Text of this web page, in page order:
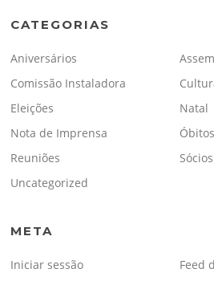
CATEGORIAS
Aniversários
Comissão Instaladora
Eleições
Natal
Nota de Imprensa
Óbitos
Reuniões
Sócios
Uncategorized
META
Iniciar sessão
Feed